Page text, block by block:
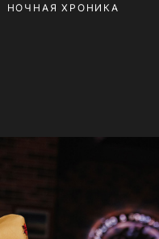
НОЧНАЯ ХРОНИКА